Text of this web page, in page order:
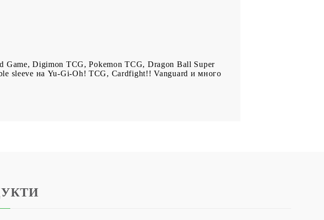
Game, Digimon TCG, Pokemon TCG, Dragon Ball Super
sleeve на Yu-Gi-Oh! TCG, Cardfight!! Vanguard и много